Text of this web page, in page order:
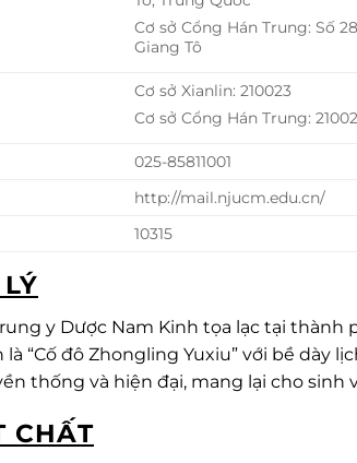
Cơ sở Cổng Hán Trung: Số
Giang Tô
Cơ sở Xianlin: 210023
Cơ sở Cổng Hán Trung:
025-85811001
http://mail.njucm.edu.cn/
10315
y Dược Nam Kinh tọa lạc tại thành
“Cố đô Zhongling Yuxiu” với bề dày
thống và hiện đại, mang lại cho
CHẤT